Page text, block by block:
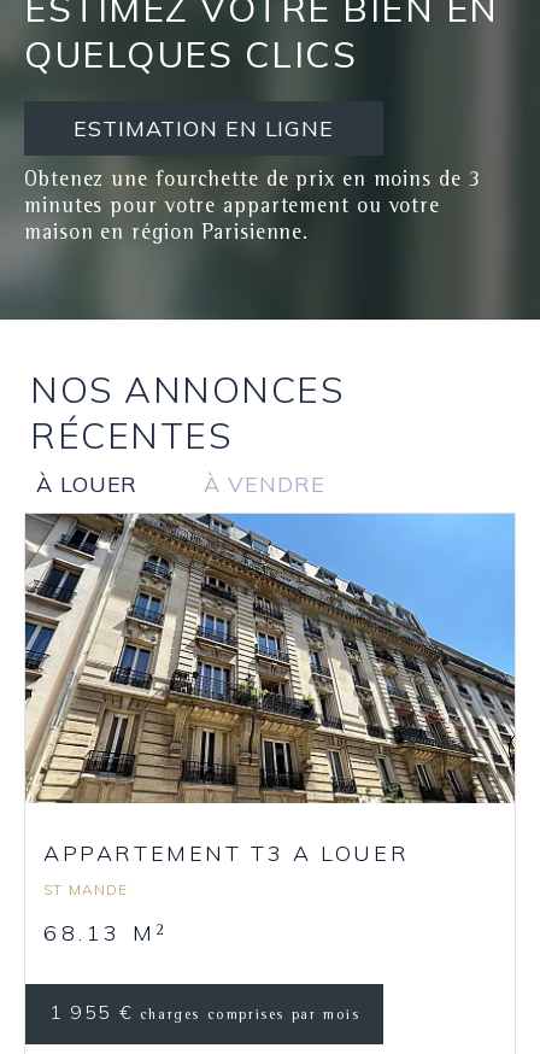
QUELQUES CLICS
ESTIMATION EN LIGNE
Obtenez une fourchette de prix en moins de 3
minutes pour votre appartement ou votre
maison en région Parisienne.
NOS ANNONCES
RÉCENTES
À LOUER À VENDRE
APPARTEMENT T3 A LOUER
ST MANDE
1 955 € charges comprises par mois
68.13 M 2